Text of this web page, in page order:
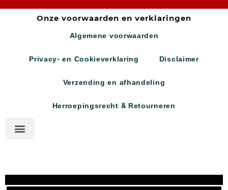
Onze voorwaarden en verklaringen
Algemene voorwaarden
Privacy- en Cookieverklaring
Disclaimer
Verzending en afhandeling
Herroepingsrecht & Retourneren